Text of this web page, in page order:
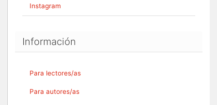
Instagram
Información
Para lectores/as
Para autores/as